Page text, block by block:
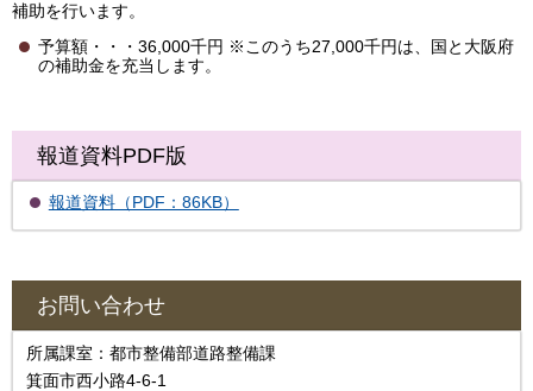
補助を行います。
予算額・・・36,000千円 ※このうち27,000千円は、国と大阪府
の補助金を充当します。
報道資料PDF版
報道資料（PDF：86KB）
お問い合わせ
所属課室：都市整備部道路整備課
箕面市西小路4-6-1